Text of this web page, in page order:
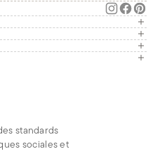
standards
sociales et